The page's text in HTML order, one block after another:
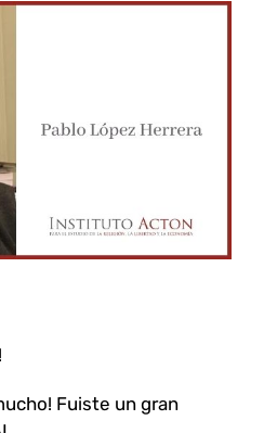
Fuiste un gran